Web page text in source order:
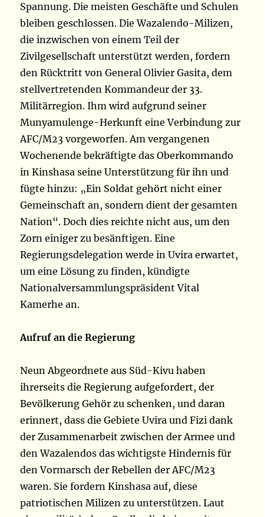
Spannung. Die meisten Geschäfte und Schulen
bleiben geschlossen. Die Wazalendo-Milizen,
die inzwischen von einem Teil der
Zivilgesellschaft unterstützt werden, fordern
den Rücktritt von General Olivier Gasita, dem
stellvertretenden Kommandeur der 33.
Militärregion. Ihm wird aufgrund seiner
Munyamulenge-Herkunft eine Verbindung zur
AFC/M23 vorgeworfen. Am vergangenen
Wochenende bekräftigte das Oberkommando
in Kinshasa seine Unterstützung für ihn und
fügte hinzu: „Ein Soldat gehört nicht einer
Gemeinschaft an, sondern dient der gesamten
Nation“. Doch dies reichte nicht aus, um den
Zorn einiger zu besänftigen. Eine
Regierungsdelegation werde in Uvira erwartet,
um eine Lösung zu finden, kündigte
Nationalversammlungspräsident Vital
Kamerhe an.
Aufruf an die Regierung
Neun Abgeordnete aus Süd-Kivu haben
ihrerseits die Regierung aufgefordert, der
Bevölkerung Gehör zu schenken, und daran
erinnert, dass die Gebiete Uvira und Fizi dank
der Zusammenarbeit zwischen der Armee und
den Wazalendos das wichtigste Hindernis für
den Vormarsch der Rebellen der AFC/M23
waren. Sie fordern Kinshasa auf, diese
patriotischen Milizen zu unterstützen. Laut